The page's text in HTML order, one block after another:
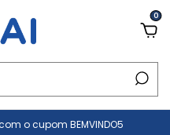
0
o cupom BEMVINDO5